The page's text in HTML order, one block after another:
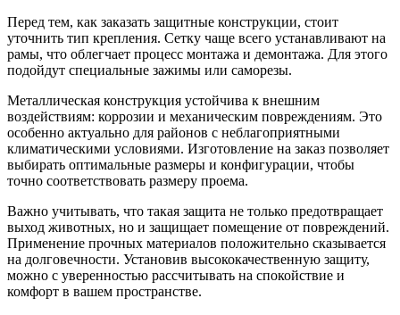
Перед тем, как заказать защитные конструкции, стоит
уточнить тип крепления. Сетку чаще всего устанавливают на
рамы, что облегчает процесс монтажа и демонтажа. Для этого
подойдут специальные зажимы или саморезы.
Металлическая конструкция устойчива к внешним
воздействиям: коррозии и механическим повреждениям. Это
особенно актуально для районов с неблагоприятными
климатическими условиями. Изготовление на заказ позволяет
выбирать оптимальные размеры и конфигурации, чтобы
точно соответствовать размеру проема.
Важно учитывать, что такая защита не только предотвращает
выход животных, но и защищает помещение от повреждений.
Применение прочных материалов положительно сказывается
на долговечности. Установив высококачественную защиту,
можно с уверенностью рассчитывать на спокойствие и
комфорт в вашем пространстве.